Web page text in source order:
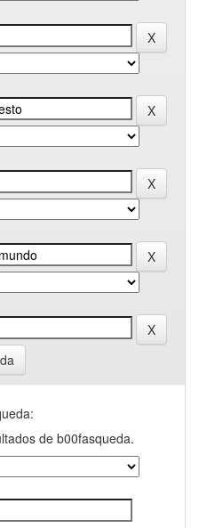
de b00fasqueda.